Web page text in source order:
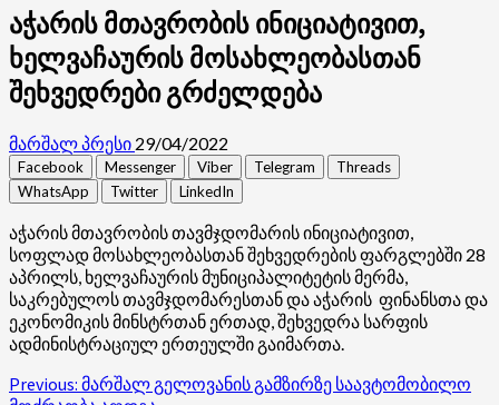
აჭარის მთავრობის ინიციატივით,
ხელვაჩაურის მოსახლეობასთან
შეხვედრები გრძელდება
მარშალ პრესი 29/04/2022
Facebook Messenger Viber Telegram
Threads
WhatsApp
Twitter LinkedIn
აჭარის მთავრობის თავმჯდომარის ინიციატივით,
სოფლად მოსახლეობასთან შეხვედრების ფარგლებში 28
აპრილს, ხელვაჩაურის მუნიციპალიტეტის მერმა,
საკრებულოს თავმჯდომარესთან და აჭარის ფინანსთა და
ეკონომიკის მინსტრთან ერთად, შეხვედრა სარფის
ადმინისტრაციულ ერთეულში გაიმართა.
Post
Previous: მარშალ გელოვანის გამზირზე საავტომობილო